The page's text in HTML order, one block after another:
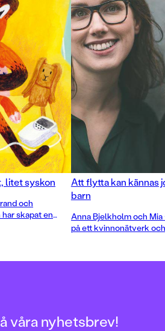
litet syskon
och
skapat en
blir som man
Att flytta kan kännas
barn
Anna Bjelkholm och
på ett kvinnonätverk
våra nyhetsbrev!